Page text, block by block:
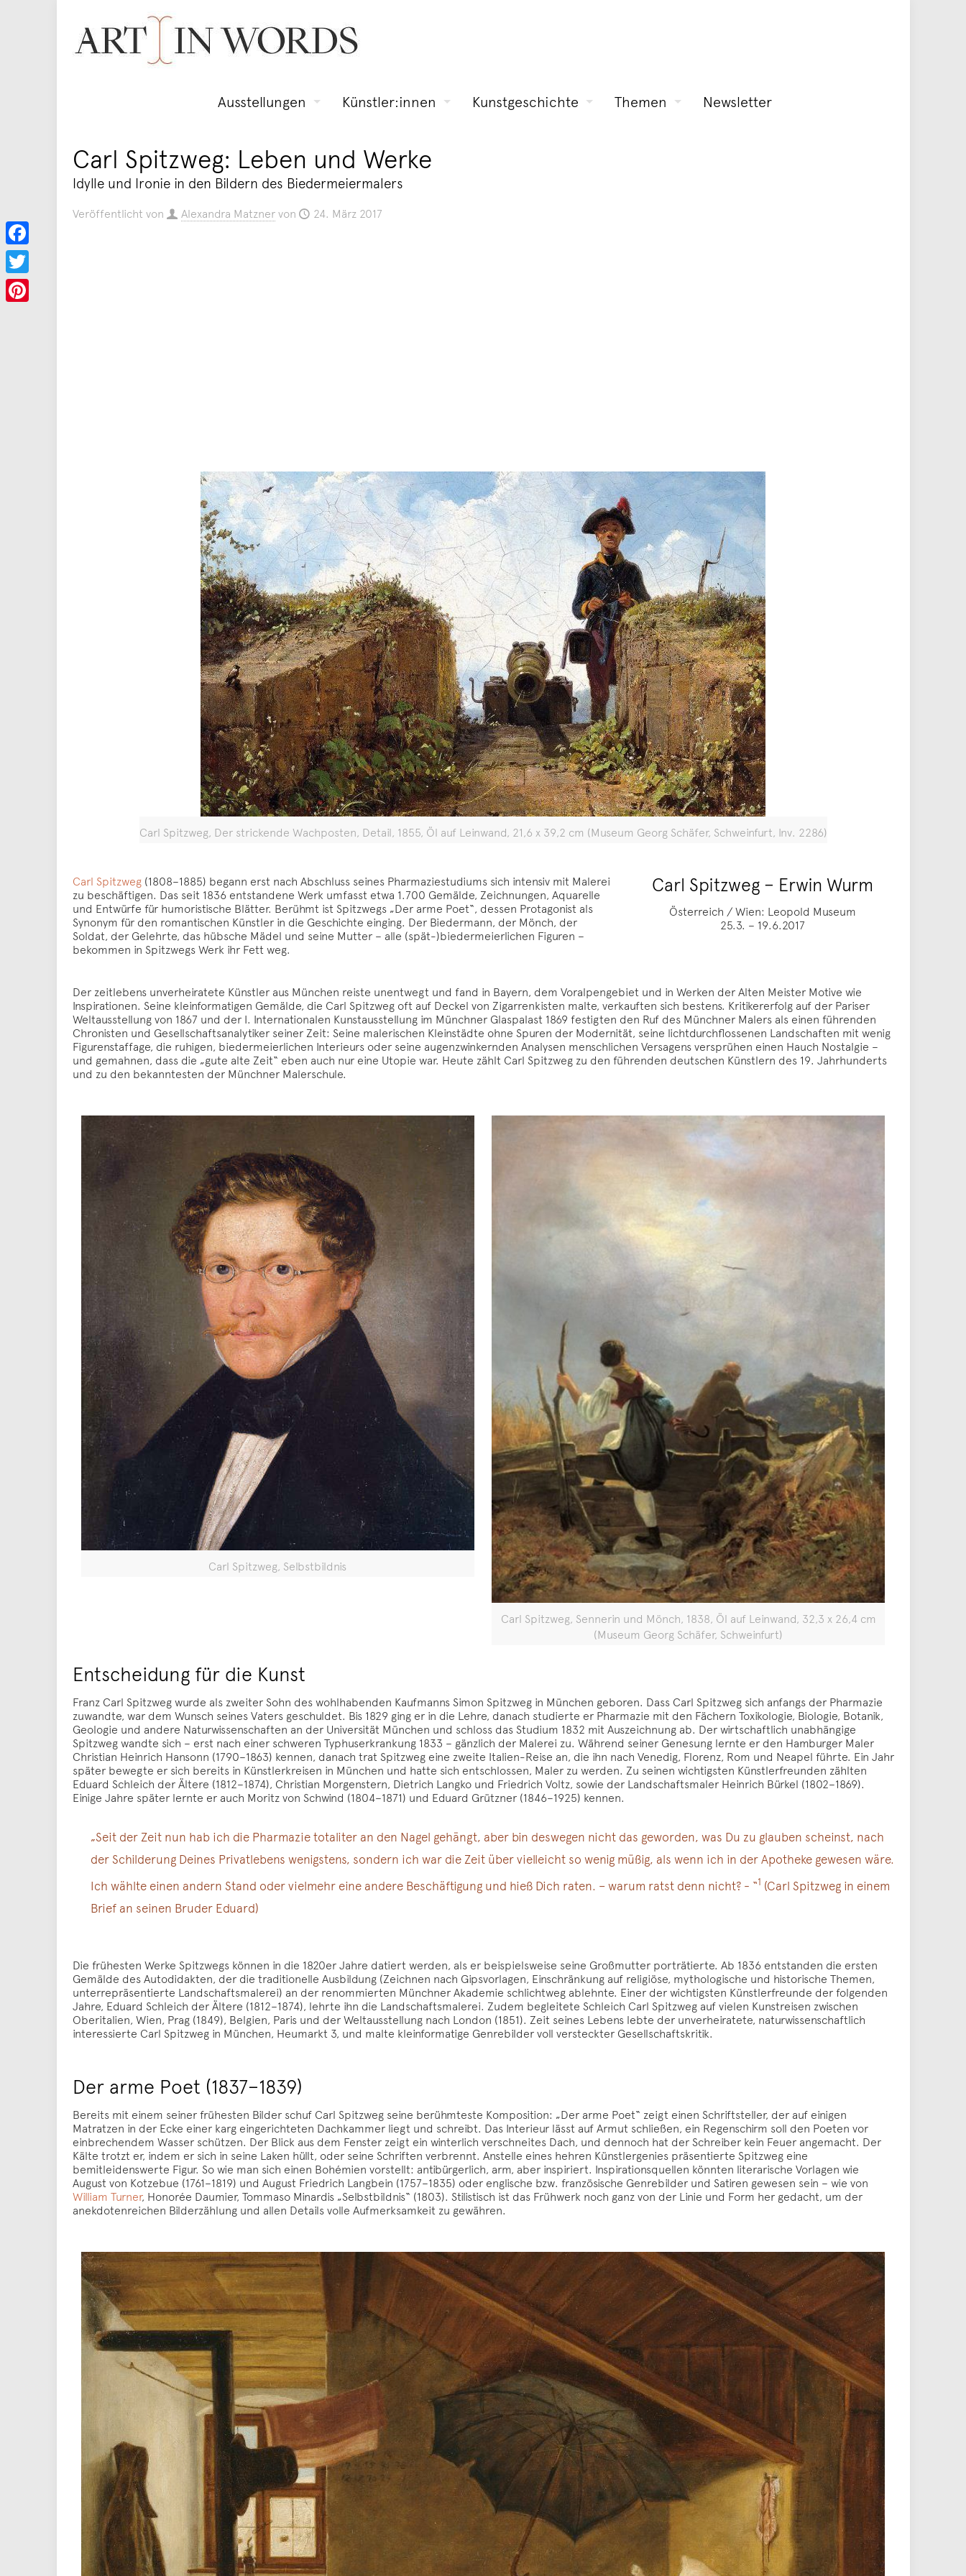
Ausstellungen Künstler:innen Kunstgeschichte Themen Newsletter
Carl Spitzweg: Leben und Werke
Idylle und Ironie in den Bildern des Biedermeiermalers
Veröffentlicht von Alexandra Matzner von 24. März 2017
Carl Spitzweg, Der strickende Wachposten, Detail, 1855, Öl auf Leinwand, 21,6 x 39,2 cm (Museum Georg Schäfer, Schweinfurt, Inv. 2286)
Carl Spitzweg(1808–1885) begann erst nach Abschluss seines Pharmaziestudiums sich intensiv mit Malerei
zu beschäftigen. Das seit 1836 entstandene Werk umfasst etwa 1.700 Gemälde, Zeichnungen, Aquarelle
und Entwürfe für humoristische Blätter. Berühmt ist Spitzwegs „Der arme Poet“, dessen Protagonist als
Synonym für den romantischen Künstler in die Geschichte einging. Der Biedermann, der Mönch, der
Soldat, der Gelehrte, das hübsche Mädel und seine Mutter – alle (spät-)biedermeierlichen Figuren –
bekommen in Spitzwegs Werk ihr Fett weg.
Carl Spitzweg – Erwin Wurm
Österreich / Wien: Leopold Museum
25.3. – 19.6.2017
Der zeitlebens unverheiratete Künstler aus München reiste unentwegt und fand in Bayern, dem Voralpengebiet und in Werken der Alten Meister Motive wie
Inspirationen. Seine kleinformatigen Gemälde, die Carl Spitzweg oft auf Deckel von Zigarrenkisten malte, verkauften sich bestens. Kritikererfolg auf der Pariser
Weltausstellung von 1867 und der I. Internationalen Kunstausstellung im Münchner Glaspalast 1869 festigten den Ruf des Münchner Malers als einen führenden
Chronisten und Gesellschaftsanalytiker seiner Zeit: Seine malerischen Kleinstädte ohne Spuren der Modernität, seine lichtdurchflossenen Landschaften mit wenig
Figurenstaffage, die ruhigen, biedermeierlichen Interieurs oder seine augenzwinkernden Analysen menschlichen Versagens versprühen einen Hauch Nostalgie –
und gemahnen, dass die „gute alte Zeit“ eben auch nur eine Utopie war. Heute zählt Carl Spitzweg zu den führenden deutschen Künstlern des 19. Jahrhunderts
und zu den bekanntesten der Münchner Malerschule.
Carl Spitzweg, Selbstbildnis
Carl Spitzweg, Sennerin und Mönch, 1838, Öl auf Leinwand, 32,3 x 26,4 cm
(Museum Georg Schäfer, Schweinfurt)
Entscheidung für die Kunst
Franz Carl Spitzweg wurde als zweiter Sohn des wohlhabenden Kaufmanns Simon Spitzweg in München geboren. Dass Carl Spitzweg sich anfangs der Pharmazie
zuwandte, war dem Wunsch seines Vaters geschuldet. Bis 1829 ging er in die Lehre, danach studierte er Pharmazie mit den Fächern Toxikologie, Biologie, Botanik,
Geologie und andere Naturwissenschaften an der Universität München und schloss das Studium 1832 mit Auszeichnung ab. Der wirtschaftlich unabhängige
Spitzweg wandte sich – erst nach einer schweren Typhuserkrankung 1833 – gänzlich der Malerei zu. Während seiner Genesung lernte er den Hamburger Maler
Christian Heinrich Hansonn (1790–1863) kennen, danach trat Spitzweg eine zweite Italien-Reise an, die ihn nach Venedig, Florenz, Rom und Neapel führte. Ein Jahr
später bewegte er sich bereits in Künstlerkreisen in München und hatte sich entschlossen, Maler zu werden. Zu seinen wichtigsten Künstlerfreunden zählten
Eduard Schleich der Ältere (1812–1874), Christian Morgenstern, Dietrich Langko und Friedrich Voltz, sowie der Landschaftsmaler Heinrich Bürkel (1802–1869).
Einige Jahre später lernte er auch Moritz von Schwind (1804–1871) und Eduard Grützner (1846–1925) kennen.
„Seit der Zeit nun hab ich die Pharmazie totaliter an den Nagel gehängt, aber bin deswegen nicht das geworden, was Du zu glauben scheinst, nach
der Schilderung Deines Privatlebens wenigstens, sondern ich war die Zeit über vielleicht so wenig müßig, als wenn ich in der Apotheke gewesen wäre.
Ich wählte einen andern Stand oder vielmehr eine andere Beschäftigung und hieß Dich raten. – warum ratst denn nicht? - “1 (Carl Spitzweg in einem
Brief an seinen Bruder Eduard)
Die frühesten Werke Spitzwegs können in die 1820er Jahre datiert werden, als er beispielsweise seine Großmutter porträtierte. Ab 1836 entstanden die ersten
Gemälde des Autodidakten, der die traditionelle Ausbildung (Zeichnen nach Gipsvorlagen, Einschränkung auf religiöse, mythologische und historische Themen,
unterrepräsentierte Landschaftsmalerei) an der renommierten Münchner Akademie schlichtweg ablehnte. Einer der wichtigsten Künstlerfreunde der folgenden
Jahre, Eduard Schleich der Ältere (1812–1874), lehrte ihn die Landschaftsmalerei. Zudem begleitete Schleich Carl Spitzweg auf vielen Kunstreisen zwischen
Oberitalien, Wien, Prag (1849), Belgien, Paris und der Weltausstellung nach London (1851). Zeit seines Lebens lebte der unverheiratete, naturwissenschaftlich
interessierte Carl Spitzweg in München, Heumarkt 3, und malte kleinformatige Genrebilder voll versteckter Gesellschaftskritik.
Der arme Poet (1837–1839)
Bereits mit einem seiner frühesten Bilder schuf Carl Spitzweg seine berühmteste Komposition: „Der arme Poet“ zeigt einen Schriftsteller, der auf einigen
Matratzen in der Ecke einer karg eingerichteten Dachkammer liegt und schreibt. Das Interieur lässt auf Armut schließen, ein Regenschirm soll den Poeten vor
einbrechendem Wasser schützen. Der Blick aus dem Fenster zeigt ein winterlich verschneites Dach, und dennoch hat der Schreiber kein Feuer angemacht. Der
Kälte trotzt er, indem er sich in seine Laken hüllt, oder seine Schriften verbrennt. Anstelle eines hehren Künstlergenies präsentierte Spitzweg eine
bemitleidenswerte Figur. So wie man sich einen Bohémien vorstellt: antibürgerlich, arm, aber inspiriert. Inspirationsquellen könnten literarische Vorlagen wie
August von Kotzebue (1761–1819) und August Friedrich Langbein (1757–1835) oder englische bzw. französische Genrebilder und Satiren gewesen sein – wie von
William Turner, Honorée Daumier, Tommaso Minardis „Selbstbildnis“ (1803). Stilistisch ist das Frühwerk noch ganz von der Linie und Form her gedacht, um der
anekdotenreichen Bilderzählung und allen Details volle Aufmerksamkeit zu gewähren.
Facebook
Twitter